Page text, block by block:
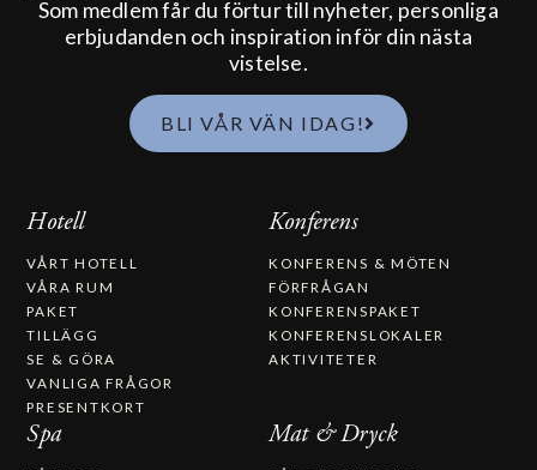
Som medlem får du förtur till nyheter, personliga
erbjudanden och inspiration inför din nästa
vistelse.
BLI VÅR VÄN IDAG!
Hotell
VÅRT HOTELL
VÅRA RUM
PAKET
TILLÄGG
SE & GÖRA
VANLIGA FRÅGOR
PRESENTKORT
Konferens
KONFERENS & MÖTEN
FÖRFRÅGAN
KONFERENSPAKET
KONFERENSLOKALER
AKTIVITETER
Spa Mat & Dryck